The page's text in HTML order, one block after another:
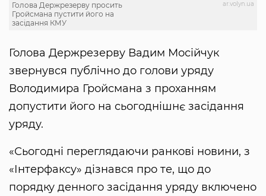
ar.volyn.ua
Голова Держрезерву просить
Гройсмана пустити його на
засідання КМУ
Голова Держрезерву Вадим Мосійчук
звернувся публічно до голови уряду
Володимира Гройсмана з проханням
допустити його на сьогоднішнє засідання
уряду.
«Сьогодні переглядаючи ранкові новини, з
«Інтерфаксу» дізнався про те, що до
порядку денного засідання уряду включено